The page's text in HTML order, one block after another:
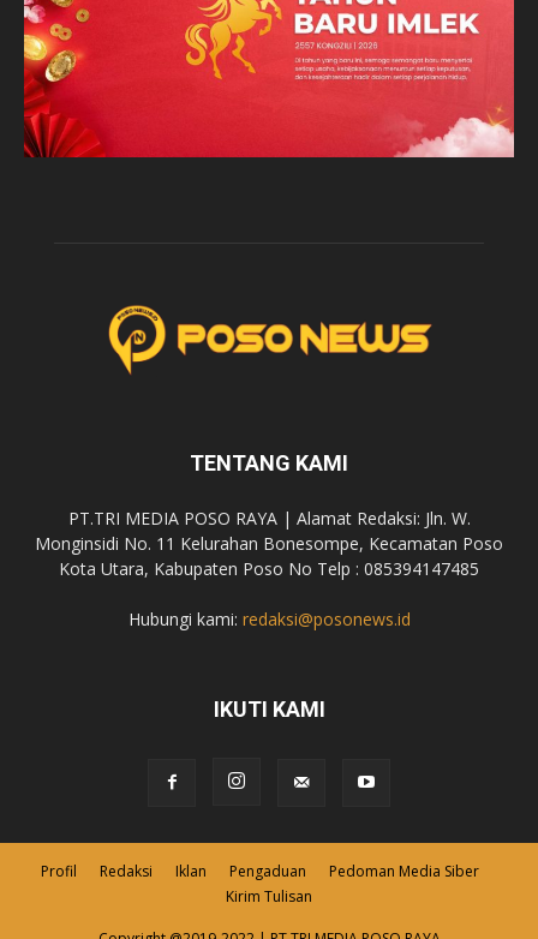
TENTANG KAMI
PT.TRI MEDIA POSO RAYA | Alamat Redaksi: Jln. W.
Monginsidi No. 11 Kelurahan Bonesompe, Kecamatan Poso
Kota Utara, Kabupaten Poso No Telp : 085394147485
Hubungi kami: redaksi@posonews.id
IKUTI KAMI
Profil Redaksi Iklan Pengaduan
Pedoman Media Siber
Kirim Tulisan